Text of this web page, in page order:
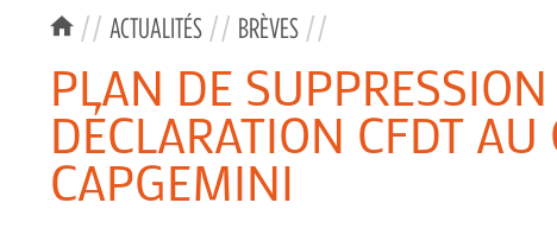
// ACTUALITÉS // BRÈVES //
PLAN DE
DÉCLARATION CFDT AU
CAPGEMINI